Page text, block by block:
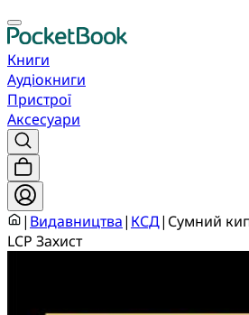
Книги
Аудіокниги
Пристрої
Аксесуари
| Видавництва| КСД| Сумний
LCP Захист